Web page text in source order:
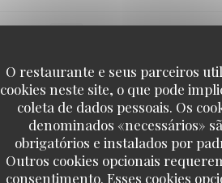
O restaurante e seus parceiros
cookies neste site, o que pode
coleta de dados pessoais. Os
denominados «necessários»
obrigatórios e instalados por
Outros cookies opcionais
consentimento. Esses cookies